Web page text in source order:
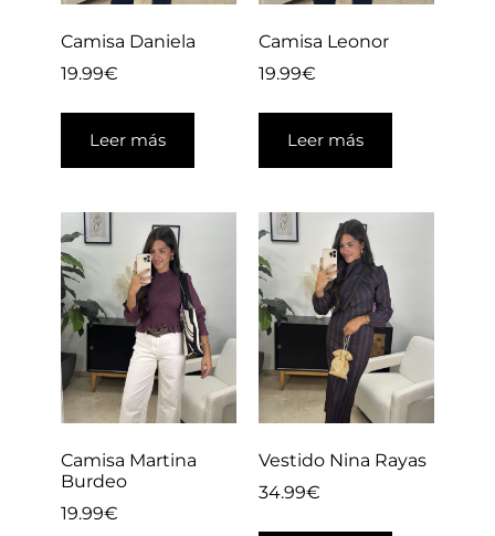
Camisa Daniela
19.99€
Leer más
Camisa Leonor
19.99€
Leer más
Camisa Martina
Burdeo
19.99€
Vestido Nina Rayas
34.99€